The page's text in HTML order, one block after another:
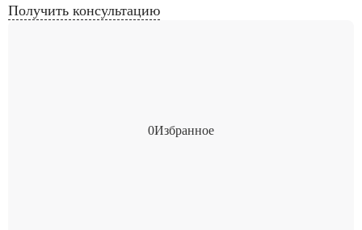
Получить консультацию
0Избранное